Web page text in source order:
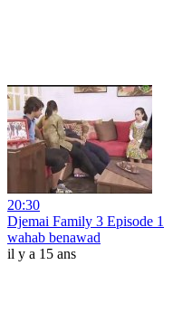
20:30
Djemai Family 3 Episode 1
wahab benawad
il y a 15 ans